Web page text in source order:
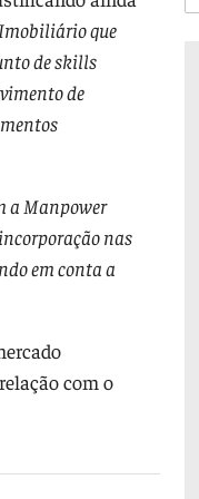
Imobiliário que
de skills
de
a Manpower
nas
em conta a
com o